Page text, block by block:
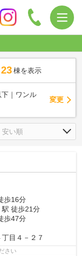
棟を表示
｜ワンル
変更
歩16分
駅 徒歩21分
歩47分
丁目４－２７
さい